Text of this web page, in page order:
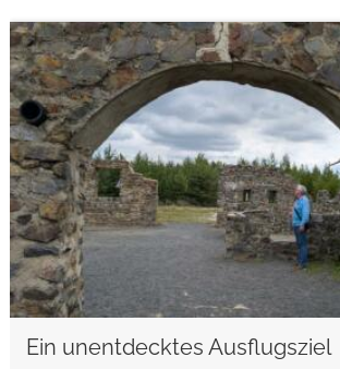
Ein unentdecktes Ausflugsziel
weiterlesen